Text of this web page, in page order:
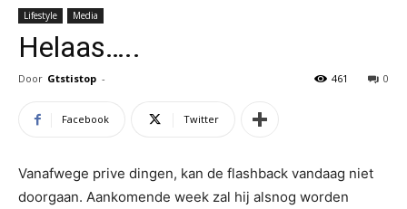
Lifestyle Media
Helaas…..
Door Gtstistop - 0
461
Facebook Twitter
Vanafwege prive dingen, kan de flashback vandaag niet
doorgaan. Aankomende week zal hij alsnog worden